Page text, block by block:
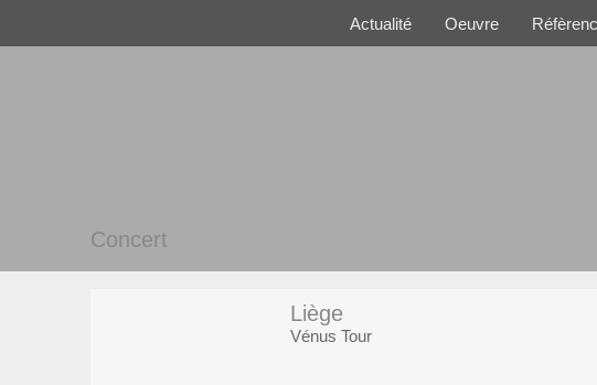
Concert
Liège
Vénus Tour
Actualité Oeuvre